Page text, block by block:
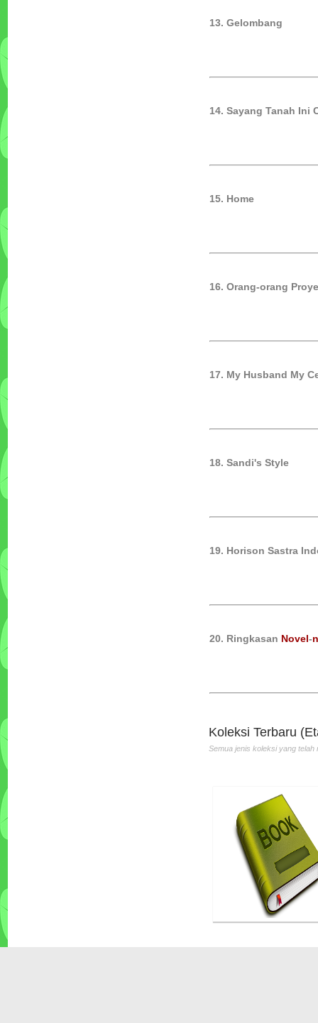
13. Gelombang
14. Sayang Tanah Ini
15. Home
16. Orang-orang
17. My Husband My
18. Sandi's Style
19. Horison Sastra
20. Ringkasan Novel-
Koleksi Terbaru
Semua jenis koleksi yang telah